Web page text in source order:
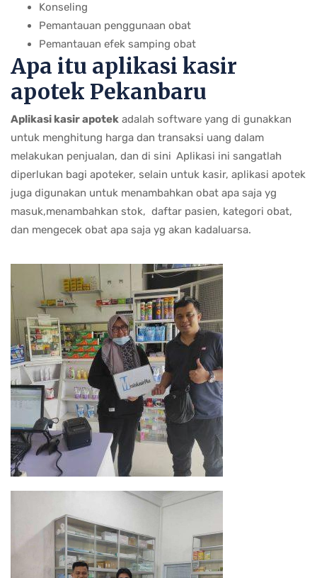
Konseling
Pemantauan penggunaan obat
Pemantauan efek samping obat
Apa itu aplikasi kasir
apotek Pekanbaru
Aplikasi kasir apotek adalah software yang di gunakkan
untuk menghitung harga dan transaksi uang dalam
melakukan penjualan, dan di sini Aplikasi ini sangatlah
diperlukan bagi apoteker, selain untuk kasir, aplikasi apotek
juga digunakan untuk menambahkan obat apa saja yg
masuk,menambahkan stok, daftar pasien, kategori obat,
dan mengecek obat apa saja yg akan kadaluarsa.